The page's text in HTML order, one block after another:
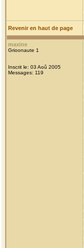
Revenir en haut de page
maxine
Grioonaute 1
Inscrit le: 03 Aoû 2005
Messages: 119